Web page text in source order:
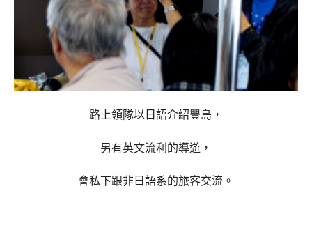
路上領隊以日語介紹豐島，
另有英文流利的導遊，
會私下跟非日語系的旅客交流。